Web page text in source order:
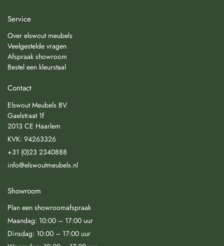
Service
Over elswout meubels
Veelgestelde vragen
Afspraak showroom
Bestel een kleurstaal
Contact
Elswout Meubels BV
Gaelstraat 1f
2013 CE Haarlem
KVK: 94263326
+31 (0)23 2340888
info@elswoutmeubels.nl
Showroom
Plan een showroomafspraak
Maandag: 10:00 – 17:00 uur
Dinsdag: 10:00 – 17:00 uur